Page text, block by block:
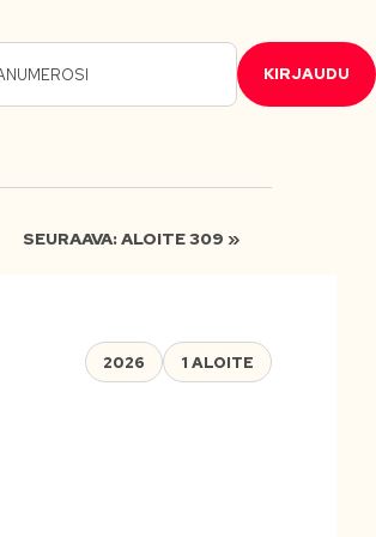
KIRJAUDU
SEURAAVA: ALOITE 309 »
2026 1 ALOITE